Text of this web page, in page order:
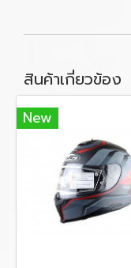
สินค้าเกี่ยวข้อง
New